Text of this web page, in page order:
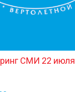
СМИ 22 июля